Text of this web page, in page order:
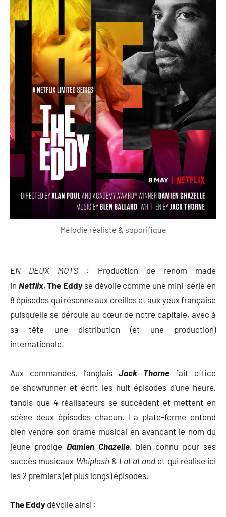
Mélodie réaliste & soporifique
EN DEUX MOTS :
Production de renom made
in Netflix,The Eddyse dévoile comme une mini-série en
8 épisodes qui résonne aux oreilles et aux yeux française
puisqu’elle se déroule au cœur de notre capitale, avec à
sa tête une distribution (et une production)
internationale.
Aux commandes, l’anglais Jack Thorne fait office
de showrunner et écrit les huit épisodes d’une heure,
tandis que 4 réalisateurs se succèdent et mettent en
scène deux épisodes chacun. La plate-forme entend
bien vendre son drame musical en avançant le nom du
jeune prodige Damien Chazelle, bien connu pour ses
succès musicaux Whiplash & LaLaLand et qui réalise ici
les 2 premiers (et plus longs) épisodes.
The Eddy dévoile ainsi :